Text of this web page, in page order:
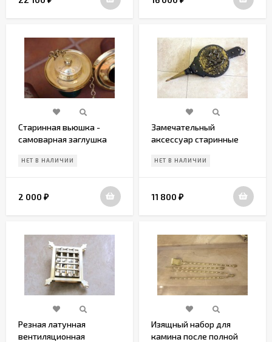
Старинная вьюшка -
самоварная заглушка
НЕТ В НАЛИЧИИ
2 000 ₽
Замечательный
аксессуар старинные
НЕТ В НАЛИЧИИ
11 800 ₽
Резная латунная
вентиляционная
Изящный набор для
камина после полной